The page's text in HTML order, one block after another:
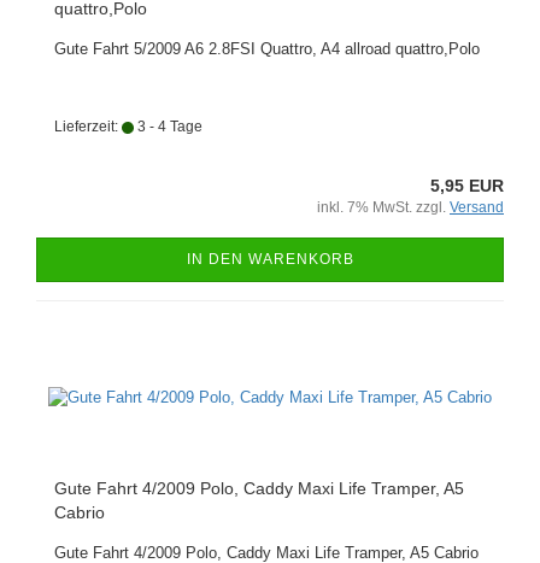
quattro,Polo
Gute Fahrt 5/2009 A6 2.8FSI Quattro, A4 allroad quattro,Polo
Lieferzeit: 3 - 4 Tage
5,95 EUR
inkl. 7% MwSt. zzgl. Versand
IN DEN WARENKORB
Gute Fahrt 4/2009 Polo, Caddy Maxi Life Tramper, A5
Cabrio
Gute Fahrt 4/2009 Polo, Caddy Maxi Life Tramper, A5 Cabrio